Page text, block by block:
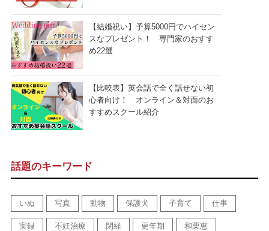
【結婚祝い】予算5000円でハイセン
スなプレゼント！ 専門家のおすす
め22選
【比較表】英会話で全く話せない初
心者向け！ オンライン＆対面のお
すすめスクール紹介
話題のキーワード
いぬ 写真 動物 保護犬 子育て 仕事
実録 不妊治療 閉経 更年期 和栗恵